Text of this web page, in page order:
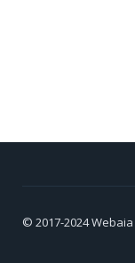
© 2017-2024Webaia